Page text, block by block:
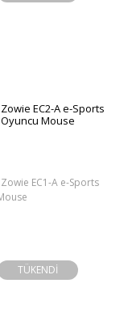
EC2-A e-Sports
Oyuncu Mouse
TÜKENDİ